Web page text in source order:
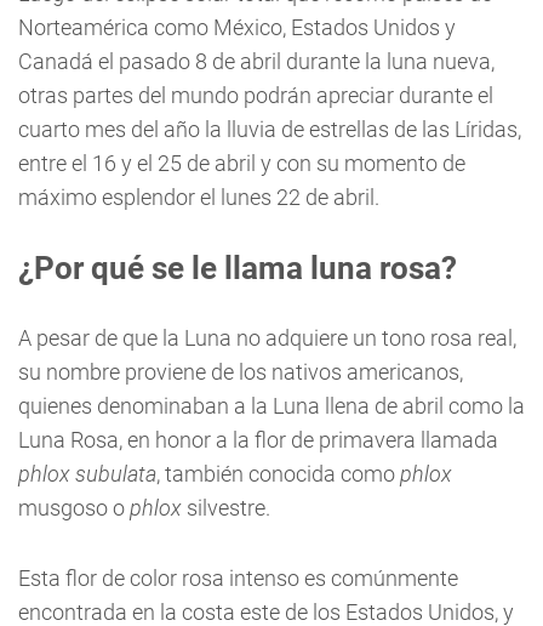
Norteamérica como México, Estados Unidos y
Canadá el pasado 8 de abril durante la luna nueva,
otras partes del mundo podrán apreciar durante el
cuarto mes del año la lluvia de estrellas de las Líridas,
entre el 16 y el 25 de abril y con su momento de
máximo esplendor el lunes 22 de abril.
¿Por qué se le llama luna rosa?
A pesar de que la Luna no adquiere un tono rosa real,
su nombre proviene de los nativos americanos,
quienes denominaban a la Luna llena de abril como la
Luna Rosa, en honor a la flor de primavera llamada
phlox subulata, también conocida comophlox
musgoso ophlox silvestre.
Esta flor de color rosa intenso es comúnmente
encontrada en la costa este de los Estados Unidos, y